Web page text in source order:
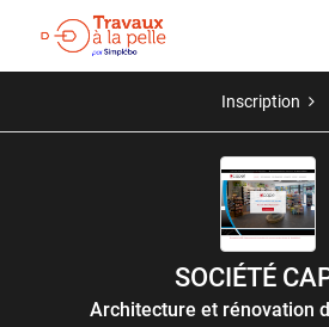
Inscription
SOCIÉTÉ
Architecture et rénovation